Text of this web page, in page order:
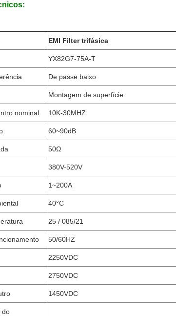
EMI Filter trifásica
YX82G7-75A-T
De passe baixo
Montagem de superfície
nominal 10K-30MHZ
60~90dB
50Ω
380V-520V
1~200A
40°C
25 / 085/21
50/60HZ
2250VDC
2750VDC
1450VDC
do